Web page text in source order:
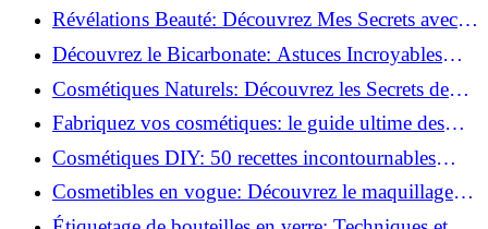
Bois Extérieurs!
Révélations Beauté: Découvrez Mes Secrets avec le
Thé Vert Matcha!
Découvrez le Bicarbonate: Astuces Incroyables
pour Votre Quotidien!
Cosmétiques Naturels: Découvrez les Secrets de
Beauté Éco-responsables!
Fabriquez vos cosmétiques: le guide ultime des
produits de beauté maison!
Cosmétiques DIY: 50 recettes incontournables
pour sublimer votre beauté naturelle!
Cosmetibles en vogue: Découvrez le maquillage
100% comestible!